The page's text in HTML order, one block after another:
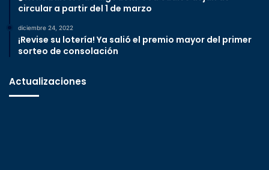
circular a partir del 1 de marzo
diciembre 24, 2022
¡Revise su lotería! Ya salió el premio mayor del primer
sorteo de consolación
Actualizaciones